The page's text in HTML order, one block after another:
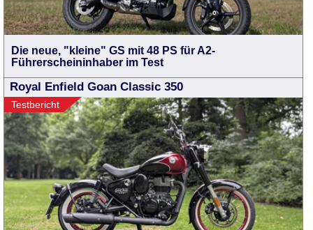
Die neue, "kleine" GS mit 48 PS für A2-
Führerscheininhaber im Test
Royal Enfield Goan Classic 350
Testbericht